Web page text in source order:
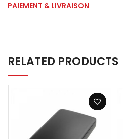
PAIEMENT & LIVRAISON
RELATED PRODUCTS